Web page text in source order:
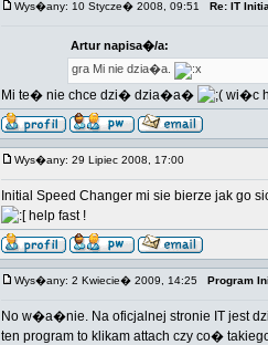
Wys�any: 10 Stycze� 2008, 09:51 Re: IT
Artur napisa�/a:
gra Mi nie dzia�a.
Mi te� nie chce dzi� dzia�a� wi�c
Wys�any: 29 Lipiec 2008, 17:00
Initial Speed Changer mi sie bierze jak go
help fast !
Wys�any: 2 Kwiecie� 2009, 14:25 Program
No w�a�nie. Na oficjalnej stronie IT jest
ten program to klikam attach czy co�